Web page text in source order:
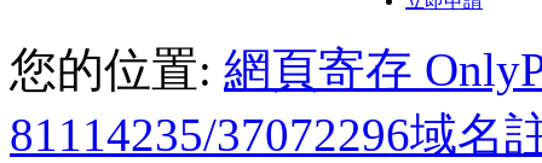
您的位置: 網頁寄存
81114235/37072296域